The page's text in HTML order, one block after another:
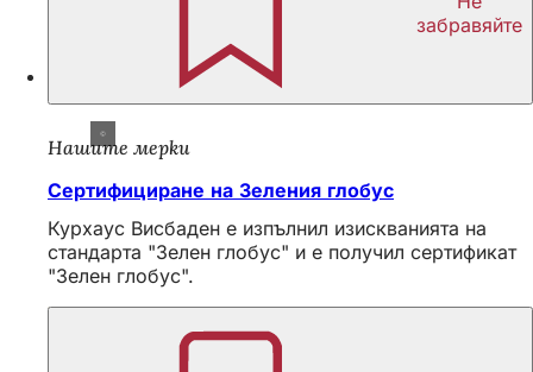
забравяйте
Нашите мерки
Сертифициране на Зеления глобус
Курхаус Висбаден е изпълнил изискванията на
стандарта "Зелен глобус" и е получил сертификат
"Зелен глобус".